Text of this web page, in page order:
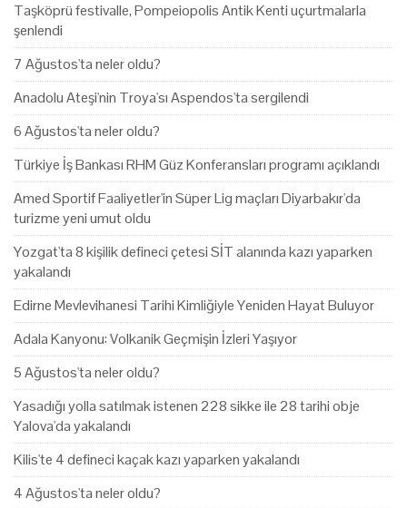
Taşköprü festivalle, Pompeiopolis Antik Kenti uçurtmalarla
şenlendi
7 Ağustos'ta neler oldu?
Anadolu Ateşi'nin Troya'sı Aspendos'ta sergilendi
6 Ağustos'ta neler oldu?
Türkiye İş Bankası RHM Güz Konferansları programı açıklandı
Amed Sportif Faaliyetler'in Süper Lig maçları Diyarbakır'da
turizme yeni umut oldu
Yozgat'ta 8 kişilik defineci çetesi SİT alanında kazı yaparken
yakalandı
Edirne Mevlevihanesi Tarihi Kimliğiyle Yeniden Hayat Buluyor
Adala Kanyonu: Volkanik Geçmişin İzleri Yaşıyor
5 Ağustos'ta neler oldu?
Yasadığı yolla satılmak istenen 228 sikke ile 28 tarihi obje
Yalova'da yakalandı
Kilis'te 4 defineci kaçak kazı yaparken yakalandı
4 Ağustos'ta neler oldu?